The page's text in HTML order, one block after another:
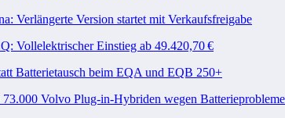
Verlängerte Version startet mit Verkaufsfreigabe
Vollelektrischer Einstieg ab 49.420,70 €
Batterietausch beim EQA und EQB 250+
Volvo Plug-in-Hybriden wegen